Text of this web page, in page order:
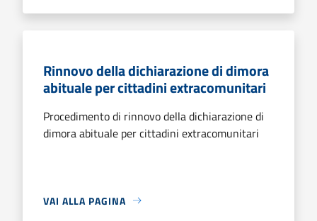
Rinnovo della dichiarazione di dimora
abituale per cittadini extracomunitari
Procedimento di rinnovo della dichiarazione di
dimora abituale per cittadini extracomunitari
VAI ALLA PAGINA